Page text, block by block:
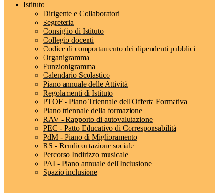
Istituto
Dirigente e Collaboratori
Segreteria
Consiglio di Istituto
Collegio docenti
Codice di comportamento dei dipendenti pubblici
Organigramma
Funzionigramma
Calendario Scolastico
Piano annuale delle Attività
Regolamenti di Istituto
PTOF - Piano Triennale dell'Offerta Formativa
Piano triennale della formazione
RAV - Rapporto di autovalutazione
PEC - Patto Educativo di Corresponsabilità
PdM - Piano di Miglioramento
RS - Rendicontazione sociale
Percorso Indirizzo musicale
PAI - Piano annuale dell'Inclusione
Spazio inclusione